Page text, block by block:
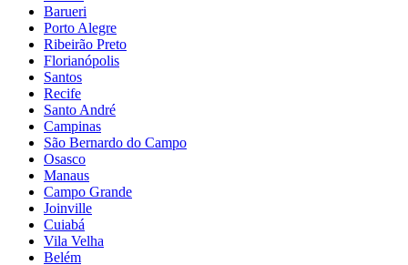
Barueri
Porto Alegre
Ribeirão Preto
Florianópolis
Santos
Recife
Santo André
Campinas
São Bernardo do Campo
Osasco
Manaus
Campo Grande
Joinville
Cuiabá
Vila Velha
Belém